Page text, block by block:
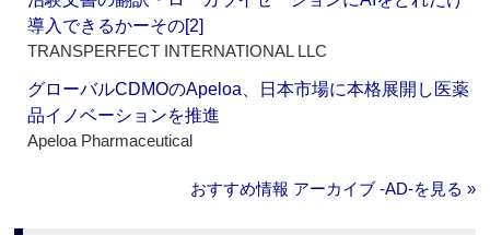
導入できるかーその[2]
TRANSPERFECT INTERNATIONAL LLC
グローバルCDMOのApeloa、日本市場に本格展開し医薬
品イノベーションを推進
Apeloa Pharmaceutical
おすすめ情報 アーカイブ ‐AD‐を見る »